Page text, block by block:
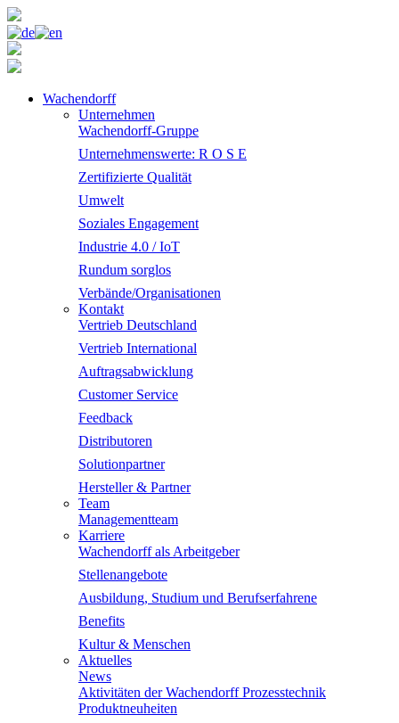
Wachendorff
Unternehmen
Wachendorff-Gruppe
Unternehmenswerte: R O S E
Zertifizierte Qualität
Umwelt
Soziales Engagement
Industrie 4.0 / IoT
Rundum sorglos
Verbände/Organisationen
Kontakt
Vertrieb Deutschland
Vertrieb International
Auftragsabwicklung
Customer Service
Feedback
Distributoren
Solutionpartner
Hersteller & Partner
Team
Managementteam
Karriere
Wachendorff als Arbeitgeber
Stellenangebote
Ausbildung, Studium und Berufserfahrene
Benefits
Kultur & Menschen
Aktuelles
News
Aktivitäten der Wachendorff Prozesstechnik
Produktneuheiten